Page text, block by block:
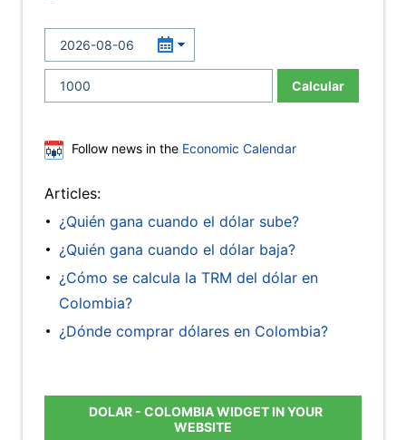
Calcular
Follow news in the Economic Calendar
Articles:
¿Quién gana cuando el dólar sube?
¿Quién gana cuando el dólar baja?
¿Cómo se calcula la TRM del dólar en
Colombia?
¿Dónde comprar dólares en Colombia?
DOLAR - COLOMBIA WIDGET IN YOUR
WEBSITE